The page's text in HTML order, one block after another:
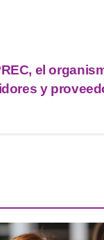
el
y